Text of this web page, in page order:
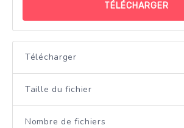
TÉLÉCHARGER
Télécharger
Taille du fichier
Nombre de fichiers